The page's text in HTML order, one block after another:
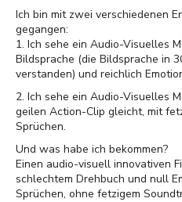
Ich bin mit zwei verschiedenen
gegangen:
1. Ich sehe ein Audio-Visuelles
Bildsprache (die Bildsprache in
verstanden) und reichlich
2. Ich sehe ein Audio-Visuelles
geilen Action-Clip gleicht, mit
Sprüchen.
Und was habe ich bekommen?
Einen audio-visuell innovativen
schlechtem Drehbuch und null
Sprüchen, ohne fetzigem